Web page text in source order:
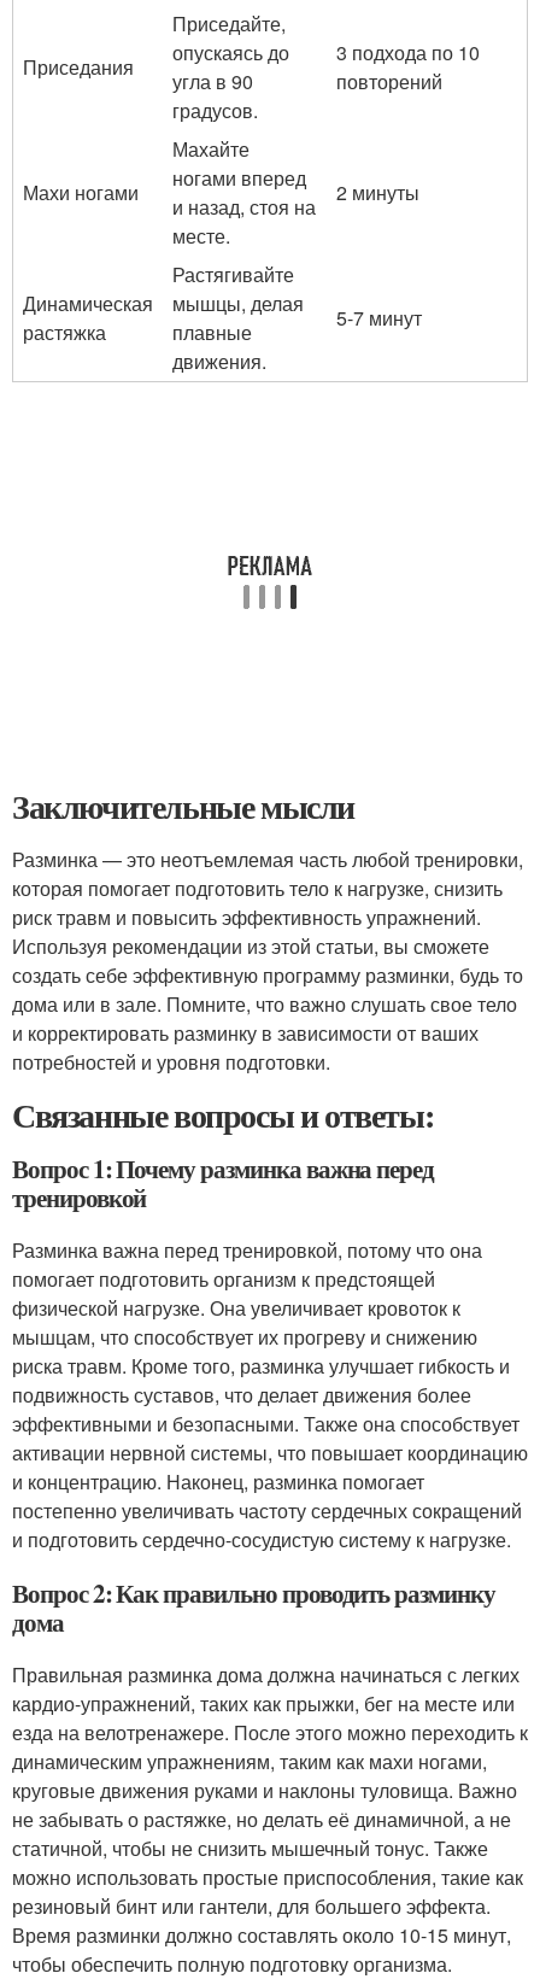
Приседания
Приседайте,
опускаясь до
угла в 90
градусов.
3 подхода по 10
повторений
Махи ногами
Махайте
ногами вперед
и назад, стоя на
месте.
2 минуты
Динамическая
растяжка
Растягивайте
мышцы, делая
плавные
движения.
5-7 минут
Заключительные мысли
Разминка — это неотъемлемая часть любой тренировки,
которая помогает подготовить тело к нагрузке, снизить
риск травм и повысить эффективность упражнений.
Используя рекомендации из этой статьи, вы сможете
создать себе эффективную программу разминки, будь то
дома или в зале. Помните, что важно слушать свое тело
и корректировать разминку в зависимости от ваших
потребностей и уровня подготовки.
Связанные вопросы и ответы:
Вопрос 1: Почему разминка важна перед
тренировкой
Разминка важна перед тренировкой, потому что она
помогает подготовить организм к предстоящей
физической нагрузке. Она увеличивает кровоток к
мышцам, что способствует их прогреву и снижению
риска травм. Кроме того, разминка улучшает гибкость и
подвижность суставов, что делает движения более
эффективными и безопасными. Также она способствует
активации нервной системы, что повышает координацию
и концентрацию. Наконец, разминка помогает
постепенно увеличивать частоту сердечных сокращений
и подготовить сердечно-сосудистую систему к нагрузке.
Вопрос 2: Как правильно проводить разминку
дома
Правильная разминка дома должна начинаться с легких
кардио-упражнений, таких как прыжки, бег на месте или
езда на велотренажере. После этого можно переходить к
динамическим упражнениям, таким как махи ногами,
круговые движения руками и наклоны туловища. Важно
не забывать о растяжке, но делать её динамичной, а не
статичной, чтобы не снизить мышечный тонус. Также
можно использовать простые приспособления, такие как
резиновый бинт или гантели, для большего эффекта.
Время разминки должно составлять около 10-15 минут,
чтобы обеспечить полную подготовку организма.